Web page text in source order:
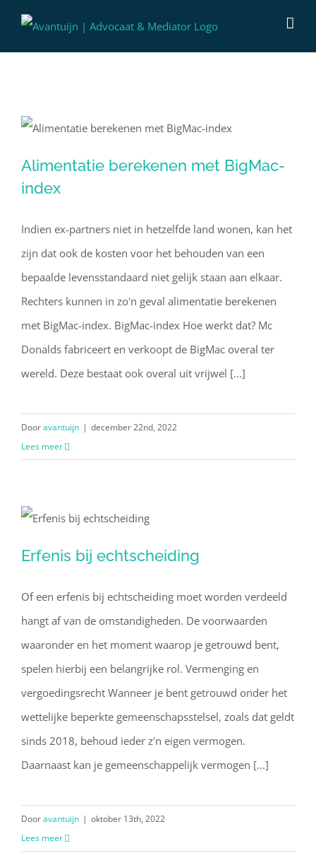
Alimentatie berekenen met BigMac-
Alimentatie berekenen met BigMac-
index
Indien ex-partners niet in hetzelfde land wonen, kan het
zijn dat ook de kosten voor het behouden van een
bepaalde levensstandaard niet gelijk staan aan elkaar.
Rechters kunnen in zo'n geval alimentatie berekenen
met BigMac-index. BigMac-index Hoe werkt dat? Mc
Donalds fabriceert en verkoopt de BigMac overal ter
wereld. Deze bestaat ook overal uit vrijwel [...]
Dooravantuijn | december 22nd, 2022
Lees meer
Erfenis bij echtscheiding
Erfenis bij echtscheiding
Of een erfenis bij echtscheiding moet worden verdeeld
hangt af van de omstandigheden. De voorwaarden
waaronder en het moment waarop je getrouwd bent,
spelen hierbij een belangrijke rol. Vermenging en
vergoedingsrecht Wanneer je bent getrouwd onder het
wettelijke beperkte gemeenschapsstelsel, zoals dat geldt
sinds 2018, behoud ieder z'n eigen vermogen.
Daarnaast kan je gemeenschappelijk vermogen [...]
Dooravantuijn | oktober 13th, 2022
Lees meer